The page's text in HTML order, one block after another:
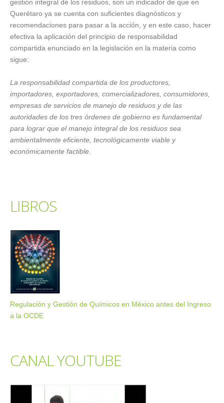
gestión integral de los residuos, son un indicador de que en
Querétaro ya se cuenta con suficientes diagnósticos y
recomendaciones para pasar a la acción, y en este caso, hacer
efectiva la aplicación del principio de responsabilidad
compartida enunciado en la legislación en la materia como
sigue:
La responsabilidad compartida de los productores,
importadores, exportadores, comercializadores, consumidores,
empresas de servicios de manejo de residuos y de las
autoridades de los tres órdenes de gobierno es fundamental
para lograr que el manejo integral de los residuos sea
ambientalmente eficiente, tecnológicamente viable y
económicamente factible
LIBROS
Regulación y Gestión de Químicos en México antes del Ingreso
a la OCDE
CANAL YOUTUBE